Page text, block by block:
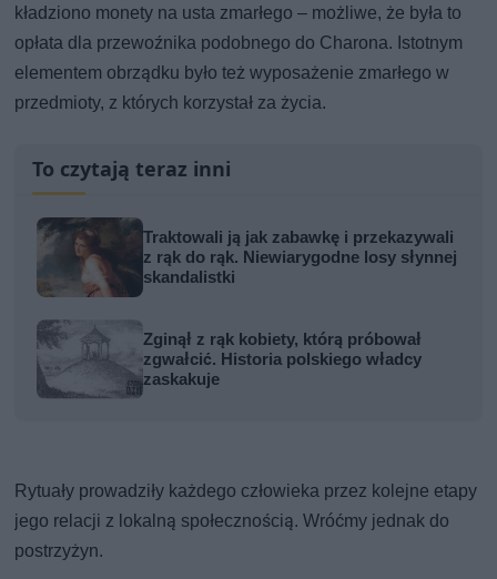
kładziono monety na usta zmarłego – możliwe, że była to
opłata dla przewoźnika podobnego do Charona. Istotnym
elementem obrządku było też wyposażenie zmarłego w
przedmioty, z których korzystał za życia.
To czytają teraz inni
Traktowali ją jak zabawkę i przekazywali
z rąk do rąk. Niewiarygodne losy słynnej
skandalistki
Zginął z rąk kobiety, którą próbował
zgwałcić. Historia polskiego władcy
zaskakuje
Rytuały prowadziły każdego człowieka przez kolejne etapy
jego relacji z lokalną społecznością. Wróćmy jednak do
postrzyżyn.